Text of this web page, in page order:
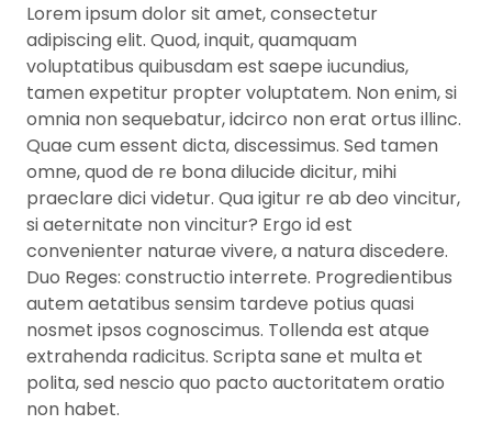
Lorem ipsum dolor sit amet, consectetur
adipiscing elit. Quod, inquit, quamquam
voluptatibus quibusdam est saepe iucundius,
tamen expetitur propter voluptatem. Non enim, si
omnia non sequebatur, idcirco non erat ortus illinc.
Quae cum essent dicta, discessimus. Sed tamen
omne, quod de re bona dilucide dicitur, mihi
praeclare dici videtur. Qua igitur re ab deo vincitur,
si aeternitate non vincitur? Ergo id est
convenienter naturae vivere, a natura discedere.
Duo Reges: constructio interrete. Progredientibus
autem aetatibus sensim tardeve potius quasi
nosmet ipsos cognoscimus. Tollenda est atque
extrahenda radicitus. Scripta sane et multa et
polita, sed nescio quo pacto auctoritatem oratio
non habet.